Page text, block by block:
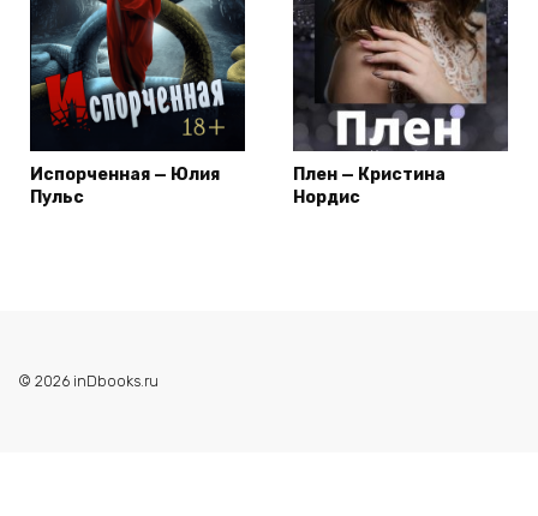
Испорченная — Юлия
Пульс
Плен — Кристина
Нордис
© 2026 inDbooks.ru